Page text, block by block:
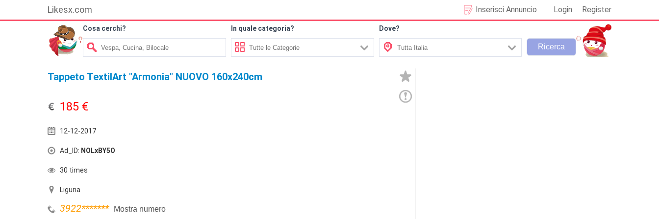
Likesx.com Login Register
Inserisci Annuncio
Cosa cerchi? In quale categoria? Dove?
Tappeto TextilArt "Armonia" NUOVO 160x240cm
185 €
12-12-2017
Ad_ID: NOLxBY5O
30 times
Liguria
3922******* Mostra numero